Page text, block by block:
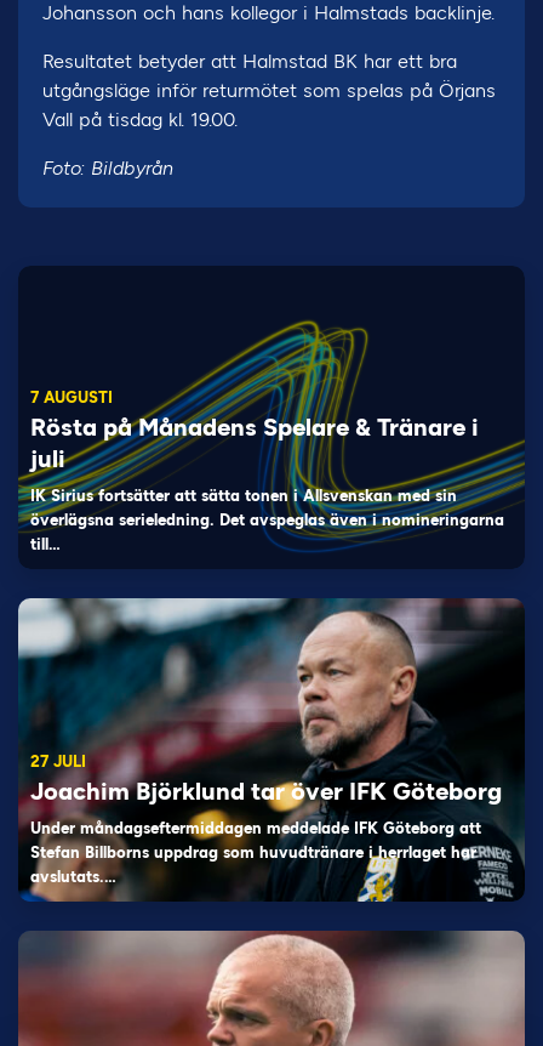
Johansson och hans kollegor i Halmstads backlinje.
Resultatet betyder att Halmstad BK har ett bra
utgångsläge inför returmötet som spelas på Örjans
Vall på tisdag kl. 19.00.
Foto: Bildbyrån
7 AUGUSTI
Rösta på Månadens Spelare & Tränare i
juli
IK Sirius fortsätter att sätta tonen i Allsvenskan med sin
överlägsna serieledning. Det avspeglas även i nomineringarna
till…
27 JULI
Joachim Björklund tar över IFK Göteborg
Under måndagseftermiddagen meddelade IFK Göteborg att
Stefan Billborns uppdrag som huvudtränare i herrlaget har
avslutats.…